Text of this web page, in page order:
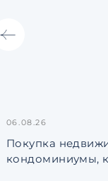
06.08.26
Покупка
кондоминиумы,